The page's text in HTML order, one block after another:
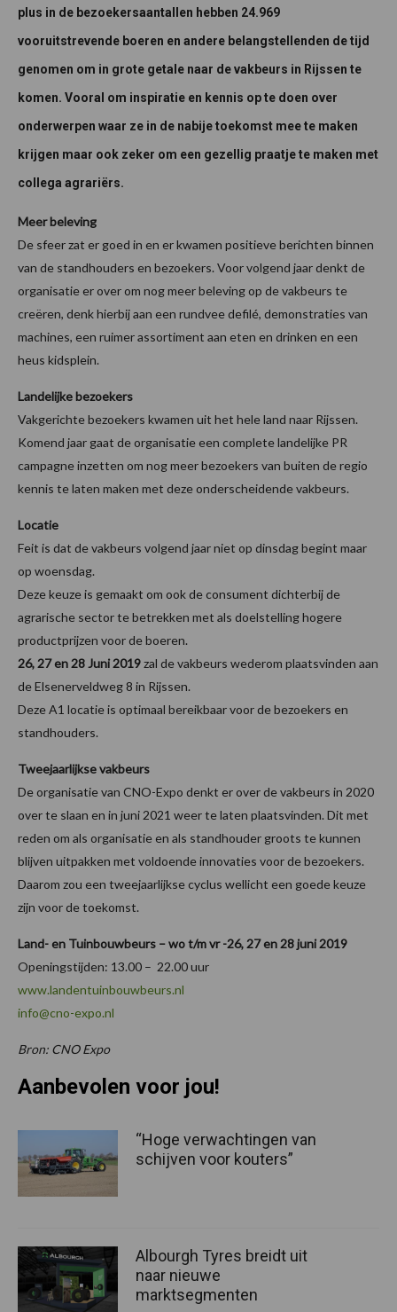
plus in de bezoekersaantallen hebben 24.969
vooruitstrevende boeren en andere belangstellenden de tijd
genomen om in grote getale naar de vakbeurs in Rijssen te
komen. Vooral om inspiratie en kennis op te doen over
onderwerpen waar ze in de nabije toekomst mee te maken
krijgen maar ook zeker om een gezellig praatje te maken met
collega agrariërs.
Meer beleving
De sfeer zat er goed in en er kwamen positieve berichten binnen
van de standhouders en bezoekers. Voor volgend jaar denkt de
organisatie er over om nog meer beleving op de vakbeurs te
creëren, denk hierbij aan een rundvee defilé, demonstraties van
machines, een ruimer assortiment aan eten en drinken en een
heus kidsplein.
Landelijke bezoekers
Vakgerichte bezoekers kwamen uit het hele land naar Rijssen.
Komend jaar gaat de organisatie een complete landelijke PR
campagne inzetten om nog meer bezoekers van buiten de regio
kennis te laten maken met deze onderscheidende vakbeurs.
Locatie
Feit is dat de vakbeurs volgend jaar niet op dinsdag begint maar
op woensdag.
Deze keuze is gemaakt om ook de consument dichterbij de
agrarische sector te betrekken met als doelstelling hogere
productprijzen voor de boeren.
26, 27 en 28 Juni 2019zal de vakbeurs wederom plaatsvinden aan
de Elsenerveldweg 8 in Rijssen.
Deze A1 locatie is optimaal bereikbaar voor de bezoekers en
standhouders.
Tweejaarlijkse vakbeurs
De organisatie van CNO-Expo denkt er over de vakbeurs in 2020
over te slaan en in juni 2021 weer te laten plaatsvinden. Dit met
reden om als organisatie en als standhouder groots te kunnen
blijven uitpakken met voldoende innovaties voor de bezoekers.
Daarom zou een tweejaarlijkse cyclus wellicht een goede keuze
zijn voor de toekomst.
Land- en Tuinbouwbeurs – wo t/m vr -26, 27 en 28 juni 2019
Openingstijden: 13.00 – 22.00 uur
www.landentuinbouwbeurs.nl
info@cno-expo.nl
Bron: CNO Expo
Aanbevolen voor jou!
“Hoge verwachtingen van
schijven voor kouters”
Albourgh Tyres breidt uit
naar nieuwe
marktsegmenten